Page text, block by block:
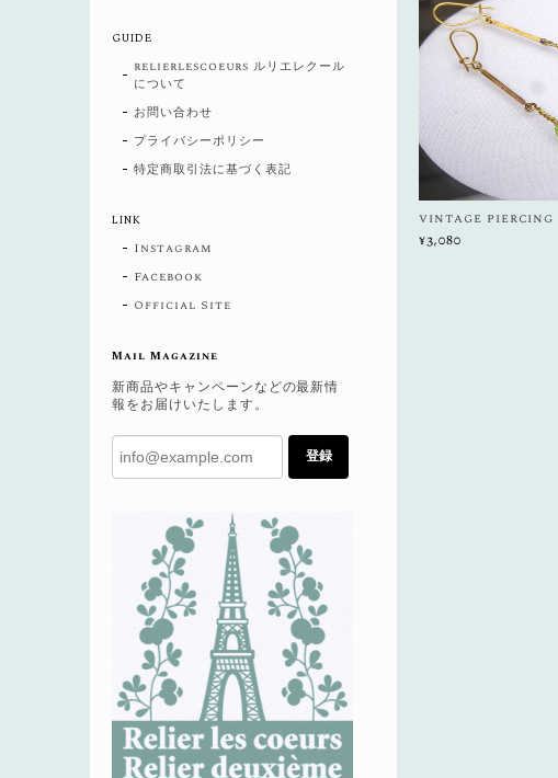
vintage piercing
¥3,080
GUIDE
relierlescoeurs ルリエレクール
について
お問い合わせ
プライバシーポリシー
特定商取引法に基づく表記
LINK
Instagram
Facebook
Official Site
Mail Magazine
新商品やキャンペーンなどの最新情
報をお届けいたします。
登録